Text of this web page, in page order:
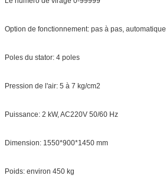
Option de fonctionnement: pas à pas, automatique
Poles du stator: 4 poles
Pression de l'air: 5 à 7 kg/cm2
Puissance: 2 kW, AC220V 50/60 Hz
Dimension: 1550*900*1450 mm
Poids: environ 450 kg